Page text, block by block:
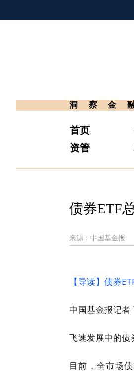
洞察金
首页
资管
债券ETF
来源：中国基金报
【导读】债券
中国基金报记者
飞速发展中的债
目前，全市场